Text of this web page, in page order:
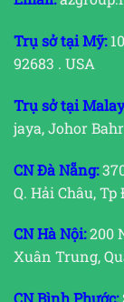
Trụ sở tại Mỹ:
92683 . USA
Trụ sở tại
jaya, Johor
CN Đà Nẵng:
Q. Hải Châu,
CN Hà Nội:200
Xuân Trung,
CN Bình Phước: